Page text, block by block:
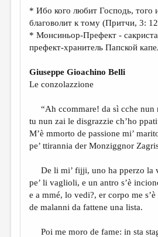
ОБЪЯВЛЕНИЯ
КОЛОНКА РЕДАКТОРА
ОТ РЕДАКЦИИ
ЭССЕИСТИКА
ЛИТЕРАТУРОВЕДЕНИЕ
ПУБЛИЦИСТИКА
РЕЦЕНЗИРОВАНИЕ
* Ибо кого любит Господь, того
благоволит к тому (Притчи, 3:
* Монсиньор-Префект -
префект-хранитель Папской
Giuseppe Gioachino Belli
Le conzolazzione
“Ah ccommare! da sì cche nun
tu nun zai le disgrazzie ch’ho
M’è mmorto de passione mi’
pe’ ttirannia der Monziggnor
De li mi’ fijji, uno ha pperzo la
pe’ li vaglioli, e un antro s’è
e a mmé, lo vedi?, er corpo me
de malanni da fattene una lista.
Poi me moro de fame: in sta